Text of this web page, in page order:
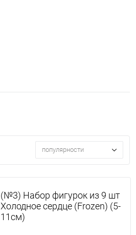
популярности
(№3) Набор фигурок из 9 шт
Холодное сердце (Frozen) (5-
11см)